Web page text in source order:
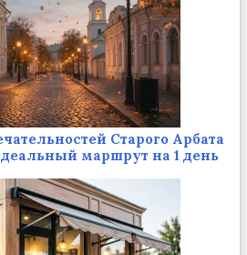
Старого Арбата
маршрут на 1 день